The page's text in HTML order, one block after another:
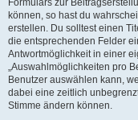
Formulars zur
können, so hast du
erstellen. Du solltest einen
die entsprechenden Felder
Antwortmöglichkeit in einer
„Auswahlmöglichkeiten pro
Benutzer auswählen kann,
dabei eine zeitlich
Stimme ändern können.